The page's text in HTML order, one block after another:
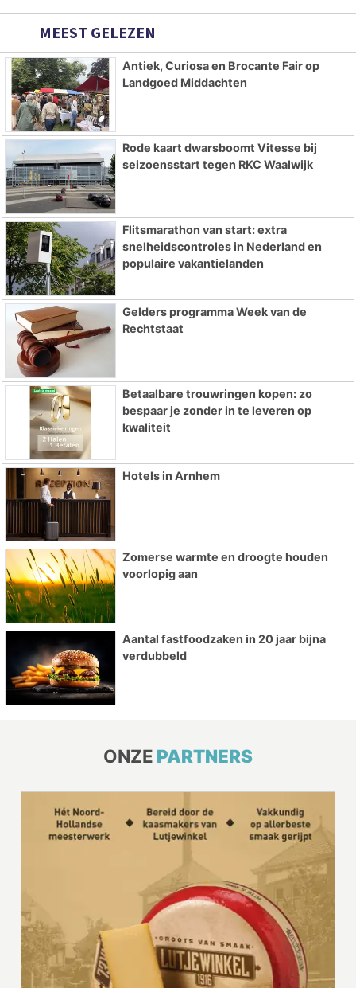
MEEST GELEZEN
Antiek, Curiosa en Brocante Fair op
Landgoed Middachten
Rode kaart dwarsboomt Vitesse bij
seizoensstart tegen RKC Waalwijk
Flitsmarathon van start: extra
snelheidscontroles in Nederland en
populaire vakantielanden
Gelders programma Week van de
Rechtstaat
Betaalbare trouwringen kopen: zo
bespaar je zonder in te leveren op
kwaliteit
Hotels in Arnhem
Zomerse warmte en droogte houden
voorlopig aan
Aantal fastfoodzaken in 20 jaar bijna
verdubbeld
ONZE PARTNERS